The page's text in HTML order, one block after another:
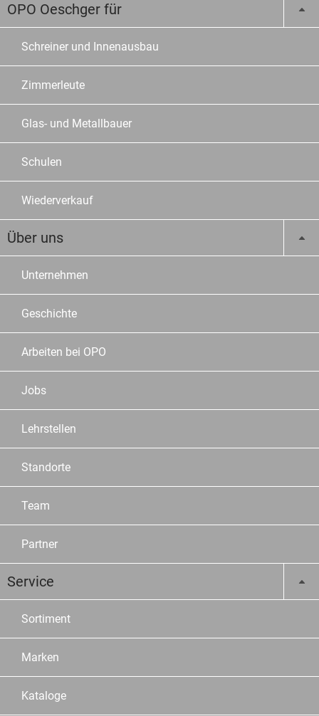
OPO Oeschger für
Schreiner und Innenausbau
Zimmerleute
Glas- und Metallbauer
Schulen
Wiederverkauf
Über uns
Unternehmen
Geschichte
Arbeiten bei OPO
Jobs
Lehrstellen
Standorte
Team
Partner
Service
Sortiment
Marken
Kataloge